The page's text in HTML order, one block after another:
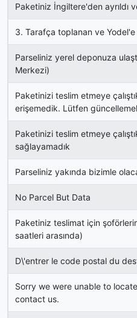
Paketiniz İngiltere'den ayrıldı
3. Tarafça toplanan ve
Parseliniz yerel deponuza
Merkezi)
Paketinizi teslim etmeye
erişemedik. Lütfen
Paketinizi teslim etmeye
sağlayamadık
Parseliniz yakında bizimle
No Parcel But Data
Paketiniz teslimat için
saatleri arasında)
D\'entrer le code postal du
Sorry we were unable to
contact us.